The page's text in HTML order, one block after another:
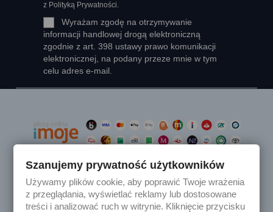
z Polityką Prywatności.
Wyrażam zgodę na otrzymywanie
informacji handlowej drogą elektroniczną
zgodnie z art. 398 ustawy prawo komunikacji
elektronicznej, na podany przeze mnie w tym
celu adres e-mail.
Produkty 
Szanujemy prywatność użytkowników
Używamy plików cookie, aby poprawić Twoje wrażenia
z przeglądania, wyświetlać reklamy lub dostosowane
treści i analizować ruch w witrynie. Kliknięcie przycisku